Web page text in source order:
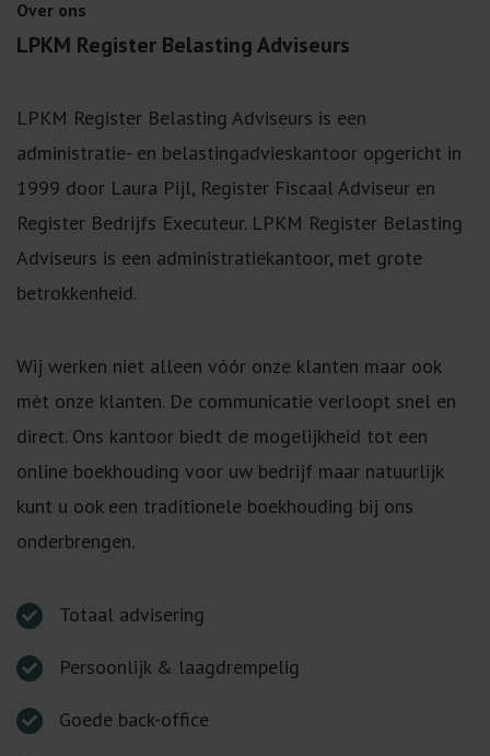
Over ons
LPKM Register Belasting Adviseurs
LPKM Register Belasting Adviseurs is een
administratie- en belastingadvieskantoor opgericht in
1999 door Laura Pijl, Register Fiscaal Adviseur en
Register Bedrijfs Executeur. LPKM Register Belasting
Adviseurs is een administratiekantoor, met grote
betrokkenheid.
Wij werken niet alleen vóór onze klanten maar ook
mèt onze klanten. De communicatie verloopt snel en
direct. Ons kantoor biedt de mogelijkheid tot een
online boekhouding voor uw bedrijf maar natuurlijk
kunt u ook een traditionele boekhouding bij ons
onderbrengen.
Totaal advisering
Persoonlijk & laagdrempelig
Goede back-office